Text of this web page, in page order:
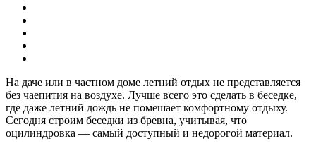
На даче или в частном доме летний отдых не представляется
без чаепития на воздухе. Лучше всего это сделать в беседке,
где даже летний дождь не помешает комфортному отдыху.
Сегодня строим беседки из бревна, учитывая, что
оцилиндровка — самый доступный и недорогой материал.